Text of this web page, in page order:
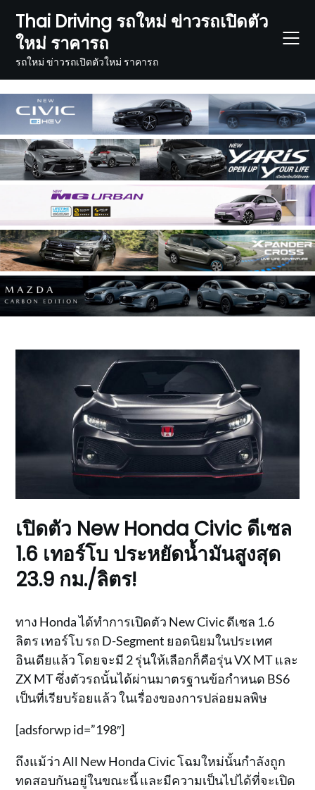
content
Thai Driving รถใหม่ ข่าวรถเปิดตัว
ใหม่ ราคารถ
รถใหม่ ข่าวรถเปิดตัวใหม่ ราคารถ
เปิดตัว New Honda Civic ดีเซล
1.6 เทอร์โบ ประหยัดน้ำมันสูงสุด
23.9 กม./ลิตร!
ทาง Honda ได้ทำการเปิดตัว New Civic ดีเซล 1.6
ลิตร เทอร์โบ รถ D-Segment ยอดนิยมในประเทศ
อินเดียแล้ว โดยจะมี 2 รุ่นให้เลือกก็คือรุ่น VX MT และ
ZX MT ซึ่งตัวรถนั้นได้ผ่านมาตรฐานข้อกำหนด BS6
เป็นที่เรียบร้อยแล้ว ในเรื่องของการปล่อยมลพิษ
[adsforwp id=”198″]
ถึงแม้ว่า All New Honda Civic โฉมใหม่นั้นกำลังถูก
ทดสอบกันอยู่ในขณะนี้ และมีความเป็นไปได้ที่จะเปิด